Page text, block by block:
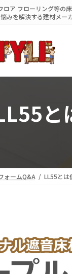
ロア フローリング等の
みを解決する建材メーカ
と
ォームQ&A LL55とは